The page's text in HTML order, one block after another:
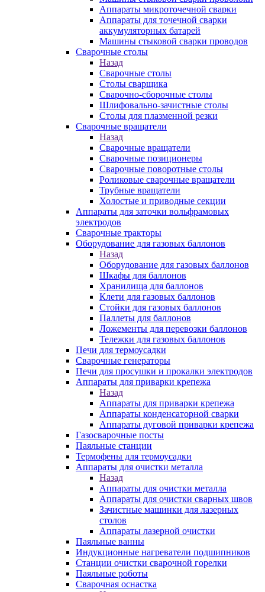
Аппараты микроточечной сварки
Аппараты для точечной сварки
аккумуляторных батарей
Машины стыковой сварки проводов
Сварочные столы
Назад
Сварочные столы
Столы сварщика
Сварочно-сборочные столы
Шлифовально-зачистные столы
Столы для плазменной резки
Сварочные вращатели
Назад
Сварочные вращатели
Сварочные позиционеры
Сварочные поворотные столы
Роликовые сварочные вращатели
Трубные вращатели
Холостые и приводные секции
Аппараты для заточки вольфрамовых
электродов
Сварочные тракторы
Оборудование для газовых баллонов
Назад
Оборудование для газовых баллонов
Шкафы для баллонов
Хранилища для баллонов
Клети для газовых баллонов
Стойки для газовых баллонов
Паллеты для баллонов
Ложементы для перевозки баллонов
Тележки для газовых баллонов
Печи для термоусадки
Сварочные генераторы
Печи для просушки и прокалки электродов
Аппараты для приварки крепежа
Назад
Аппараты для приварки крепежа
Аппараты конденсаторной сварки
Аппараты дуговой приварки крепежа
Газосварочные посты
Паяльные станции
Термофены для термоусадки
Аппараты для очистки металла
Назад
Аппараты для очистки металла
Аппараты для очистки сварных швов
Зачистные машинки для лазерных
столов
Аппараты лазерной очистки
Паяльные ванны
Индукционные нагреватели подшипников
Станции очистки сварочной горелки
Паяльные роботы
Сварочная оснастка